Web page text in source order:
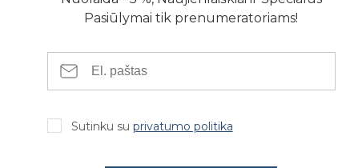
Pasiūlymai tik prenumeratoriams!
Sutinku su privatumo politika